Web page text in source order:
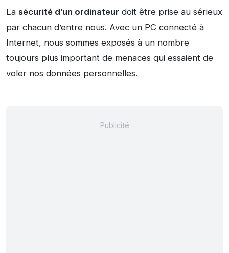
La sécurité d’un ordinateur doit être prise au sérieux
par chacun d’entre nous. Avec un PC connecté à
Internet, nous sommes exposés à un nombre
toujours plus important de menaces qui essaient de
voler nos données personnelles.